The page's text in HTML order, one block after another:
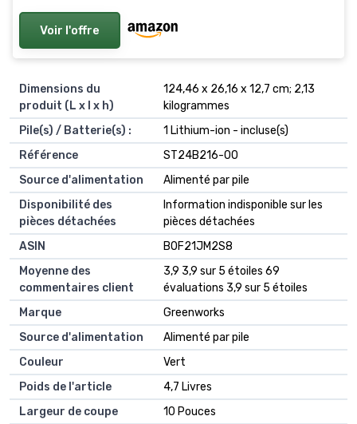
Voir l'offre
Dimensions du
produit (L x l x h)
‎124,46 x 26,16 x 12,7 cm; 2,13
kilogrammes
Pile(s) / Batterie(s) :
‎1 Lithium-ion - incluse(s)
Référence
‎ST24B216-00
Source d'alimentation
‎Alimenté par pile
Disponibilité des
pièces détachées
‎Information indisponible sur les
pièces détachées
ASIN
B0F21JM2S8
Moyenne des
commentaires client
3,9 3,9 sur 5 étoiles 69
évaluations 3,9 sur 5 étoiles
Marque
Greenworks
Source d'alimentation
Alimenté par pile
Couleur
Vert
Poids de l'article
4,7 Livres
Largeur de coupe
10 Pouces